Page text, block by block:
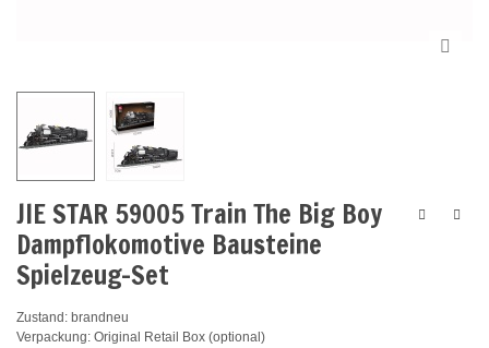
JIE STAR 59005 Train The Big Boy
Dampflokomotive Bausteine
Spielzeug-Set
Zustand: brandneu
Verpackung: Original Retail Box (optional)